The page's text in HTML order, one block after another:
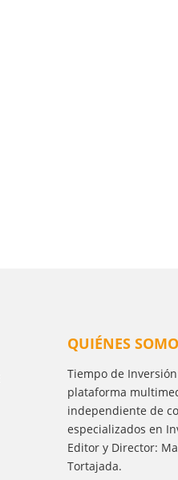
QUIÉNES
Tiempo de
plataforma
independiente de
especializados en
Editor y Director:
Tortajada.